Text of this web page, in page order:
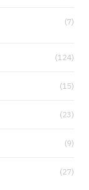
(7)
(124)
(15)
(23)
(9)
(27)